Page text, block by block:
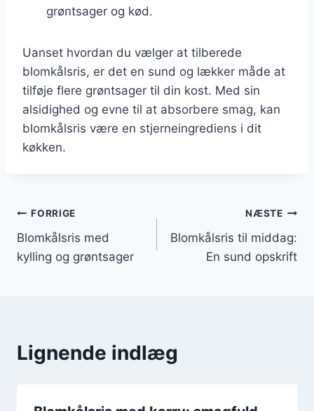
grøntsager og kød.
Uanset hvordan du vælger at tilberede
blomkålsris, er det en sund og lækker måde at
tilføje flere grøntsager til din kost. Med sin
alsidighed og evne til at absorbere smag, kan
blomkålsris være en stjerneingrediens i dit
køkken.
Indlægsnavigation
FORRIGE
Blomkålsris med
kylling og grøntsager
NÆSTE
Blomkålsris til middag:
En sund opskrift
Lignende indlæg